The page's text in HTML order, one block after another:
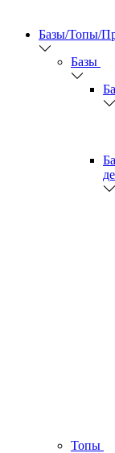
Базы/Топы/
Базы
Топы